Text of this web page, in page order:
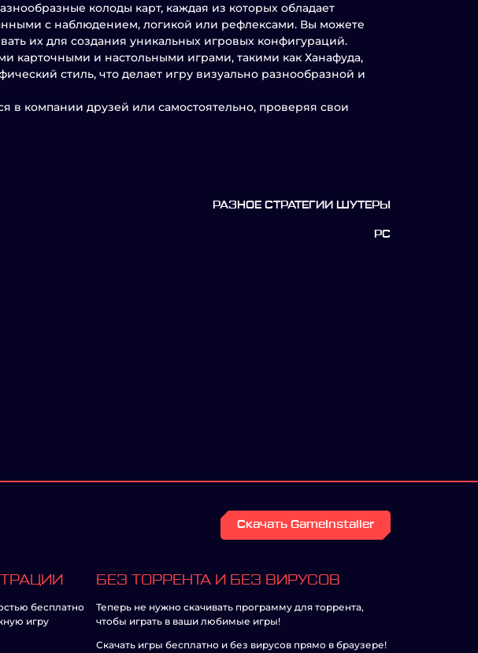
колоды карт, каждая из которых обладает
с наблюдением, логикой или рефлексами. Вы можете
их для создания уникальных игровых конфигураций.
карточными и настольными играми, такими как Ханафуда,
стиль, что делает игру визуально разнообразной и
в компании друзей или самостоятельно, проверяя свои
РАЗНОЕ СТРАТЕГИИ ШУТЕРЫ
PC
Скачать GameInstaller
бесплатно
игру
БЕЗ ТОРРЕНТА И БЕЗ ВИРУСОВ
Теперь не нужно скачивать программу для торрента,
чтобы играть в ваши любимые игры!
Скачать игры бесплатно и без вирусов прямо в браузере!